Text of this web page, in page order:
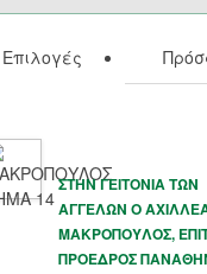
Επιλογές
ΣΤΗΝ ΓΕΙΤΟΝΙΑ ΤΩΝ
ΑΓΓΕΛΩΝ Ο
ΜΑΚΡΟΠΟΥΛΟΣ,
ΠΡΟΕΔΡΟΣ